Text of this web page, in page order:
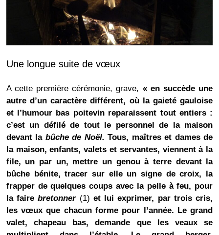
Une longue suite de vœux
A cette première cérémonie, grave, « en succède une
autre d’un caractère différent, où la gaieté gauloise
et l’humour bas poitevin reparaissent tout entiers :
c’est un défilé de tout le personnel de la maison
devant la bûche de Noël.Tous, maîtres et dames de
la maison, enfants, valets et servantes, viennent à la
file, un par un, mettre un genou à terre devant la
bûche bénite, tracer sur elle un signe de croix, la
frapper de quelques coups avec la pelle à feu, pour
la fairebretonner (1) et lui exprimer, par trois cris,
les vœux que chacun forme pour l’année. Le grand
valet, chapeau bas, demande que les veaux se